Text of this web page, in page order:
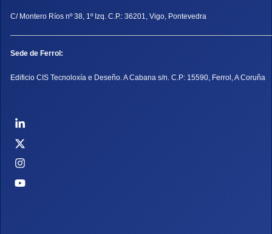
C/ Montero Ríos nº 38, 1º Izq. C.P.: 36201, Vigo, Pontevedra
Sede de Ferrol:
Edificio CIS Tecnoloxía e Deseño. A Cabana s/n. C.P: 15590, Ferrol, A Coruña